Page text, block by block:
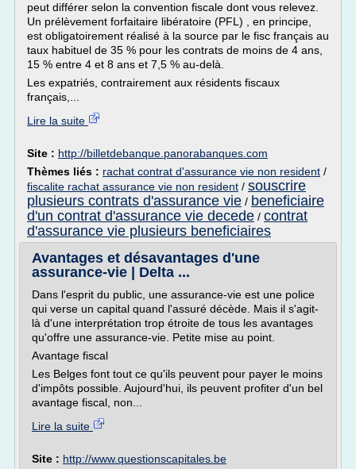
peut différer selon la convention fiscale dont vous relevez.
Un prélèvement forfaitaire libératoire (PFL) , en principe,
est obligatoirement réalisé à la source par le fisc français au
taux habituel de 35 % pour les contrats de moins de 4 ans,
15 % entre 4 et 8 ans et 7,5 % au-delà.
Les expatriés, contrairement aux résidents fiscaux
français,...
Lire la suite
Site : http://billetdebanque.panorabanques.com
Thèmes liés : rachat contrat d'assurance vie non resident /
fiscalite rachat assurance vie non resident / souscrire
plusieurs contrats d'assurance vie / beneficiaire
d'un contrat d'assurance vie decede / contrat
d'assurance vie plusieurs beneficiaires
Avantages et désavantages d'une
assurance-vie | Delta ...
Dans l'esprit du public, une assurance-vie est une police
qui verse un capital quand l'assuré décède. Mais il s'agit-
là d'une interprétation trop étroite de tous les avantages
qu'offre une assurance-vie. Petite mise au point.
Avantage fiscal
Les Belges font tout ce qu'ils peuvent pour payer le moins
d'impôts possible. Aujourd'hui, ils peuvent profiter d'un bel
avantage fiscal, non...
Lire la suite
Site : http://www.questionscapitales.be